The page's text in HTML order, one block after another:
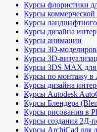
Курсы флористики
Курсы
Курсы
Курсы дизайна
Курсы анимации
Курсы 3D-
Курсы 3D-
Курсы 3DS MAX для
Курсы по монтажу в
Курсы дизайна
Курсы Autodesk
Курсы Блендера
Курсы рисования в
Курсы создания 2Д-
Курсы ArchiCad для